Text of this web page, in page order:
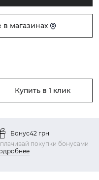
магазинах
Купить в 1 клик
Бонус42 грн
покупки бонусами